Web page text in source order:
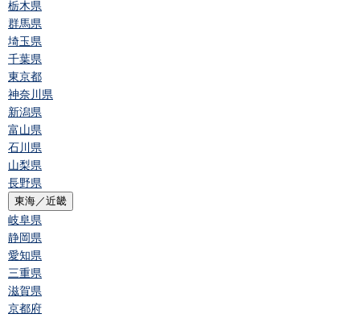
栃木県
群馬県
埼玉県
千葉県
東京都
神奈川県
新潟県
富山県
石川県
山梨県
長野県
東海／近畿
岐阜県
静岡県
愛知県
三重県
滋賀県
京都府